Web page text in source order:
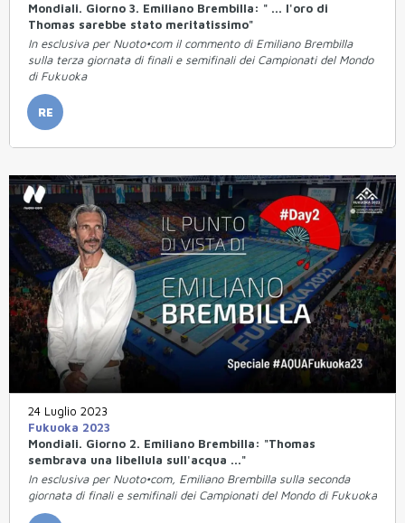
Mondiali. Giorno 3. Emiliano Brembilla: " ... l'oro di
Thomas sarebbe stato meritatissimo"
In esclusiva per Nuoto•com il commento di Emiliano Brembilla
sulla terza giornata di finali e semifinali dei Campionati del Mondo
di Fukuoka
RE
24 Luglio 2023
Fukuoka 2023
Mondiali. Giorno 2. Emiliano Brembilla: "Thomas
sembrava una libellula sull'acqua ..."
In esclusiva per Nuoto•com, Emiliano Brembilla sulla seconda
giornata di finali e semifinali dei Campionati del Mondo di Fukuoka